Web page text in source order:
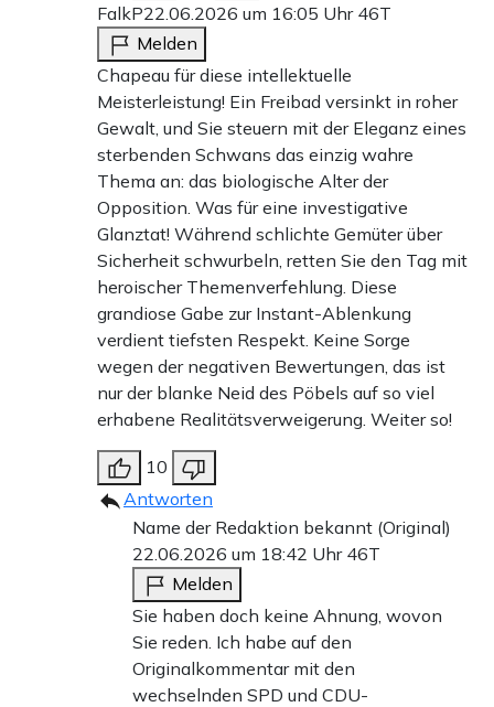
FalkP22.06.2026 um 16:05 Uhr 46T
Melden
Chapeau für diese intellektuelle
Meisterleistung! Ein Freibad versinkt in roher
Gewalt, und Sie steuern mit der Eleganz eines
sterbenden Schwans das einzig wahre
Thema an: das biologische Alter der
Opposition. Was für eine investigative
Glanztat! Während schlichte Gemüter über
Sicherheit schwurbeln, retten Sie den Tag mit
heroischer Themenverfehlung. Diese
grandiose Gabe zur Instant-Ablenkung
verdient tiefsten Respekt. Keine Sorge
wegen der negativen Bewertungen, das ist
nur der blanke Neid des Pöbels auf so viel
erhabene Realitätsverweigerung. Weiter so!
10
Antworten
Name der Redaktion bekannt (Original)
22.06.2026 um 18:42 Uhr 46T
Melden
Sie haben doch keine Ahnung, wovon
Sie reden. Ich habe auf den
Originalkommentar mit den
wechselnden SPD und CDU-